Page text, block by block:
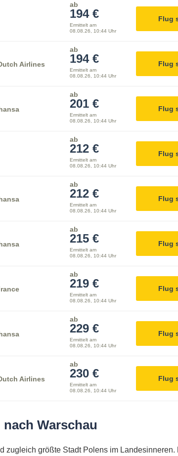
ab
194 €
Ermittelt am
08.08.26, 10:44 Uhr
Flug
Airlines
ab
194 €
Ermittelt am
08.08.26, 10:44 Uhr
Flug
ab
201 €
Ermittelt am
08.08.26, 10:44 Uhr
Flug
ab
212 €
Ermittelt am
08.08.26, 10:44 Uhr
Flug
ab
212 €
Ermittelt am
08.08.26, 10:44 Uhr
Flug
ab
215 €
Ermittelt am
08.08.26, 10:44 Uhr
Flug
ab
219 €
Ermittelt am
08.08.26, 10:44 Uhr
Flug
ab
229 €
Ermittelt am
08.08.26, 10:44 Uhr
Flug
Airlines
ab
230 €
Ermittelt am
08.08.26, 10:44 Uhr
Flug
Warschau
zugleich größte Stadt Polens im Landesinneren.